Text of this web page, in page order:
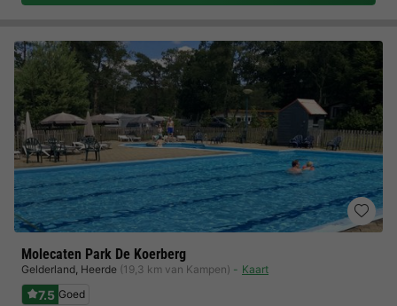
Molecaten Park De Koerberg
Gelderland, Heerde (19,3 km van Kampen) Kaart
7.5 Goed